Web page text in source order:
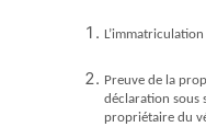
Preuve de la
déclaration sous
propriétaire du